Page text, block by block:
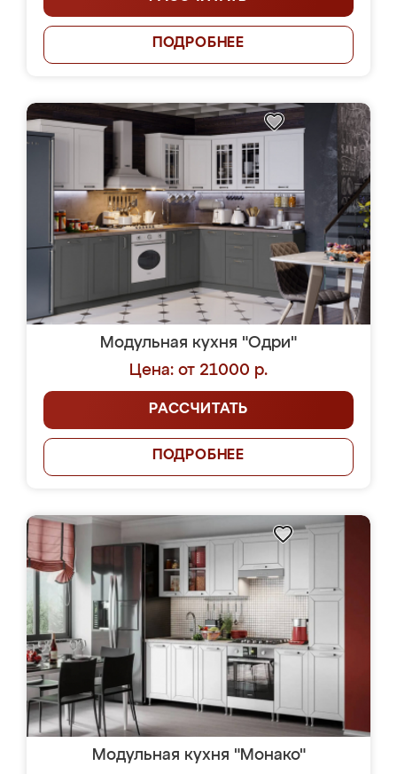
ПОДРОБНЕЕ
Модульная кухня "Одри"
Цена: от 21000 р.
РАССЧИТАТЬ
ПОДРОБНЕЕ
Модульная кухня "Монако"